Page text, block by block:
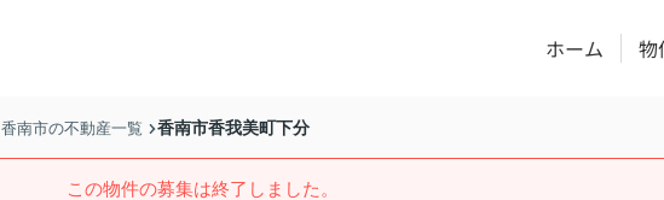
ホーム 物
香南市の不動産一覧 香南市香我美町下分
この物件の募集は終了しました。